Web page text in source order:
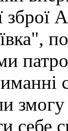
зброї